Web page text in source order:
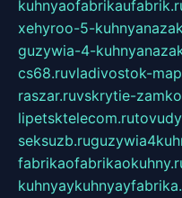
xehyroo-5-
guzywia-4-
cs68.ruvladivostok-
raszar.ruvskrytie-
lipetsktelecom.ru
seksuzb.ru